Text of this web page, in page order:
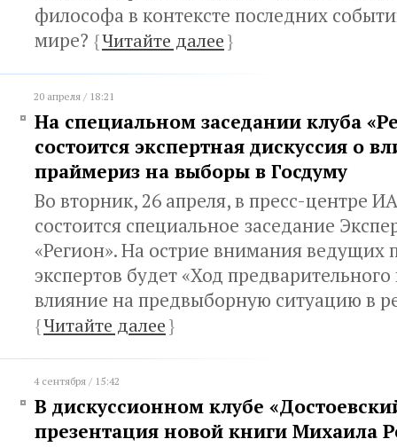
философа в контексте последних
мире? {Читайте далее}
20 апреля / 18:21
На специальном заседании клуба
состоится экспертная дискуссия о
праймериз на выборы в Госдуму
Во вторник, 26 апреля, в пресс-центре
состоится специальное заседание
«Регион». На острие внимания ведущих
экспертов будет «Ход предварительного
влияние на предвыборную ситуацию в
{Читайте далее}
4 сентября / 15:42
В дискуссионном клубе
презентация новой книги Михаила